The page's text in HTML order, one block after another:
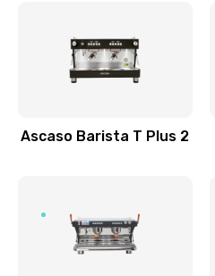
Ascaso Barista T Plus 2